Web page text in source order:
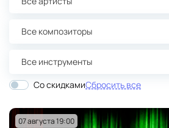
Все композиторы
Все инструменты
Со скидкамиСбросить все
07 августа 19:00